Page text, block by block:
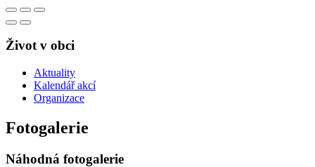
Život v obci
Aktuality
Kalendář akcí
Organizace
Fotogalerie
Náhodná fotogalerie